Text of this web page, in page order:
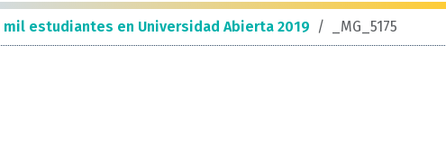
mil estudiantes en Universidad Abierta 2019 / _MG_5175